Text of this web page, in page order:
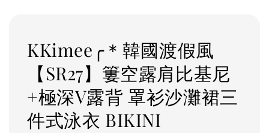
KKimee╭＊韓國渡假風
【SR27】簍空露肩比基尼
+極深V露背 罩衫沙灘裙三
件式泳衣 BIKINI